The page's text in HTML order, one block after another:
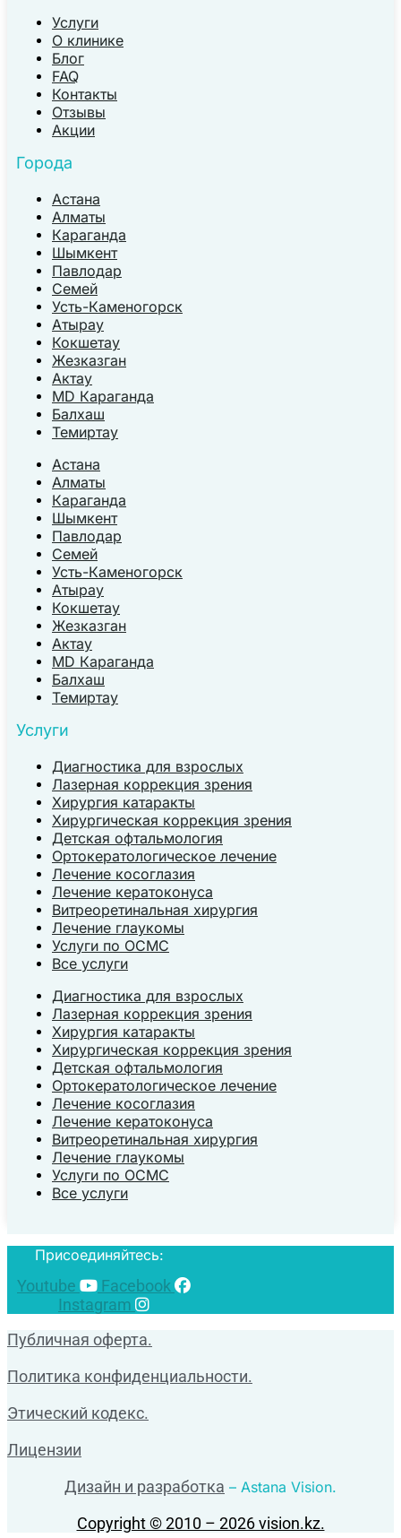
Услуги
О клинике
Блог
FAQ
Контакты
Отзывы
Акции
Города
Астана
Алматы
Караганда
Шымкент
Павлодар
Семей
Усть-Каменогорск
Атырау
Кокшетау
Жезказган
Актау
MD Караганда
Балхаш
Темиртау
Астана
Алматы
Караганда
Шымкент
Павлодар
Семей
Усть-Каменогорск
Атырау
Кокшетау
Жезказган
Актау
MD Караганда
Балхаш
Темиртау
Услуги
Диагностика для взрослых
Лазерная коррекция зрения
Хирургия катаракты
Хирургическая коррекция зрения
Детская офтальмология
Ортокератологическое лечение
Лечение косоглазия
Лечение кератоконуса
Витреоретинальная хирургия
Лечение глаукомы
Услуги по ОСМС
Все услуги
Диагностика для взрослых
Лазерная коррекция зрения
Хирургия катаракты
Хирургическая коррекция зрения
Детская офтальмология
Ортокератологическое лечение
Лечение косоглазия
Лечение кератоконуса
Витреоретинальная хирургия
Лечение глаукомы
Услуги по ОСМС
Все услуги
Присоединяйтесь:
Youtube
Facebook
Instagram
Публичная оферта.
Политика конфиденциальности.
Этический кодекс.
Лицензии
Дизайн и разработка – Astana Vision.
Copyright © 2010 – 2026 vision.kz.